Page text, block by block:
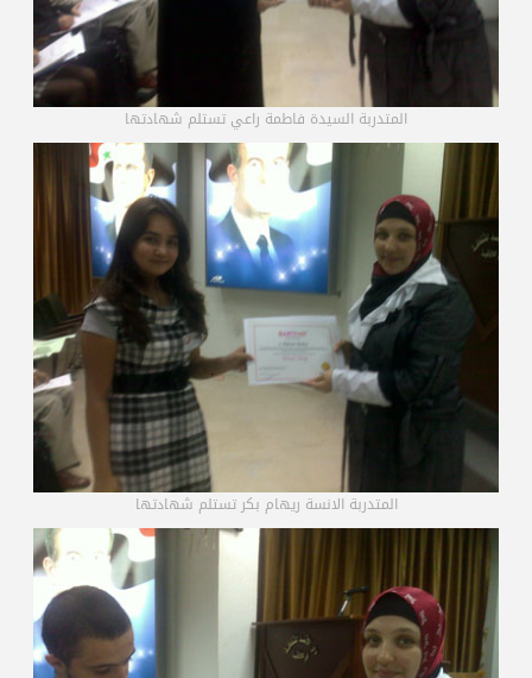
المتدربة السيدة فاطمة راعي تستلم شهادتها
المتدربة الانسة ريهام بكر تستلم شهادتها